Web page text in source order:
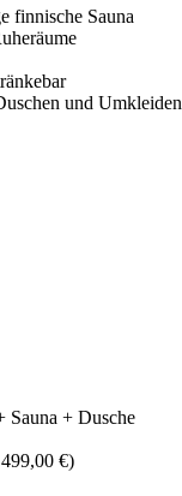
finnische Sauna
und Umkleiden
Sauna + Dusche
€)